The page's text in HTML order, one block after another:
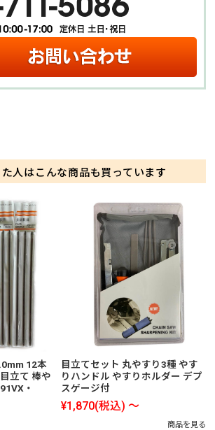
人はこんな商品も買っています
12本
立て 棒や
・
目立てセット 丸やすり3種 やす
りハンドル やすりホルダー デプ
スゲージ付
¥1,870(税込) ～
商品を見る